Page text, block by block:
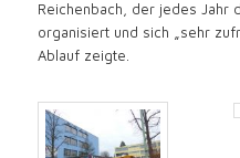
Reichenbach, der jedes Jahr
organisiert und sich „sehr
Ablauf zeigte.